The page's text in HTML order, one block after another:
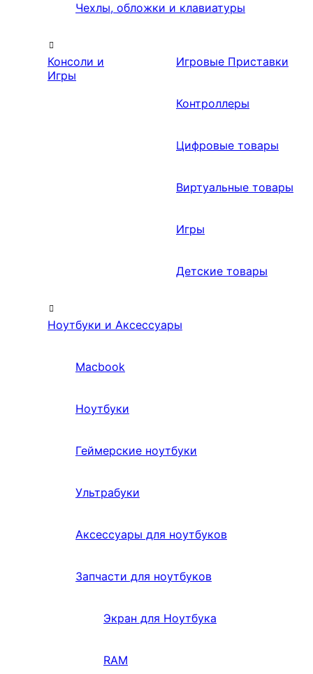
Чехлы, обложки и клавиатуры
Консоли и
Игры
Игровые Приставки
Контроллеры
Цифровые товары
Виртуальные товары
Игры
Детские товары
Ноутбуки и Аксессуары
Macbook
Ноутбуки
Геймерские ноутбуки
Ультрабуки
Аксессуары для ноутбуков
Запчасти для ноутбуков
Экран для Ноутбука
RAM